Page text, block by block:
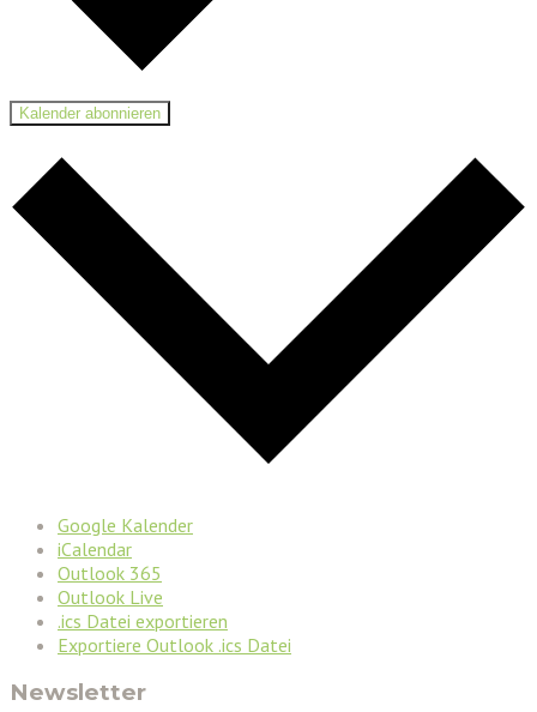
Kalender abonnieren
Google Kalender
iCalendar
Outlook 365
Outlook Live
.ics Datei exportieren
Exportiere Outlook .ics Datei
Newsletter